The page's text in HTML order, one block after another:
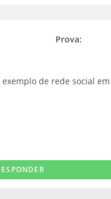
Prova:
de rede social